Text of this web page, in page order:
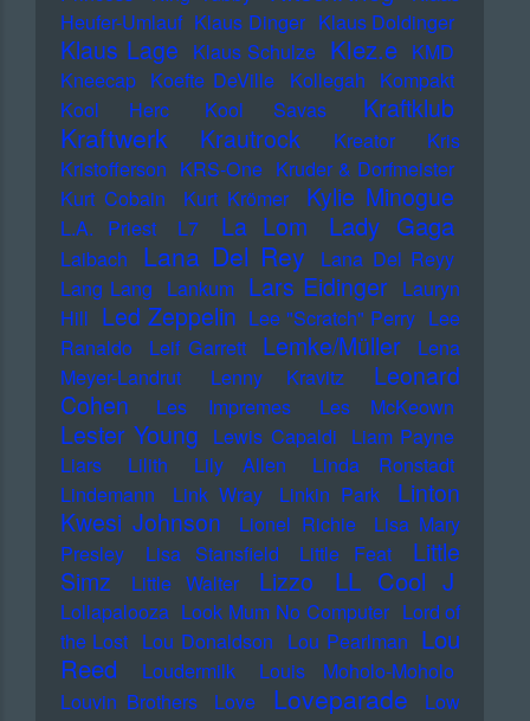
Heufer-Umlauf Klaus Dinger Klaus Doldinger
Klaus Lage Klaus Schulze Klez.e KMD
Kneecap Koefte DeVille Kollegah Kompakt
Kool Herc
Kool Savas Kraftklub
Kraftwerk Krautrock Kreator
Kris
Kristofferson KRS-One Kruder & Dorfmeister
Kurt Cobain
Kurt Krömer Kylie Minogue
L.A. Priest L7 La Lom Lady Gaga
Laibach Lana Del Rey
Lana Del Reyy
Lang Lang Lankum Lars Eidinger Lauryn
Hill Led Zeppelin Lee "Scratch" Perry Lee
Ranaldo
Leif Garrett Lemke/Müller
Lena
Meyer-Landrut
Lenny Kravitz
Leonard
Cohen
Les Impremes Les McKeown
Lester Young Lewis Capaldi Liam Payne
Liars
Lilith Lily Allen
Linda Ronstadt
Lindemann
Link Wray Linkin Park
Linton
Kwesi Johnson
Lionel Richie
Lisa Mary
Presley
Lisa Stansfield Little Feat
Little
Simz
Little Walter Lizzo LL Cool J
Lollapalooza Look Mum No Computer Lord of
the Lost Lou Donaldson Lou Pearlman Lou
Reed
Loudermilk
Louis Moholo-Moholo
Louvin Brothers
Love Loveparade
Low